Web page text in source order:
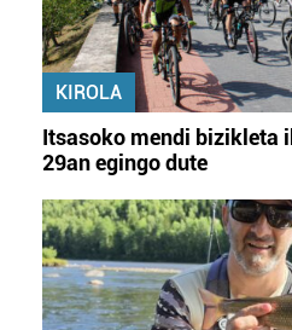
KIROLA
Itsasoko mendi bizikleta
29an egingo dute